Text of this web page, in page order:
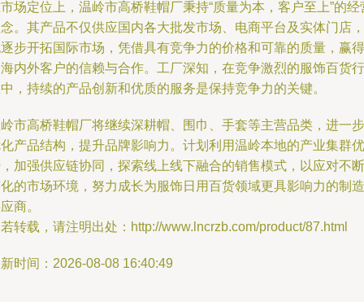
场定位上，温岭市高桥鞋帽厂秉持“质量为本，客户至上”的经
。其产品不仅供应国内各大批发市场、电商平台及实体门店，
步开拓国际市场，凭借具有竞争力的价格和可靠的质量，赢得
内外客户的信赖与合作。工厂深知，在竞争激烈的服饰百货行
，持续的产品创新和优质的服务是保持竞争力的关键。
市高桥鞋帽厂将继续深耕帽、围巾、手套等主营品类，进一步
产品结构，提升品牌影响力。计划利用温岭本地的产业集群优
加强供应链协同，探索线上线下融合的销售模式，以应对不断
的市场环境，努力成长为服饰日用百货领域更具影响力的制造
商。
转载，请注明出处：http://www.lncrzb.com/product/87.html
时间：2026-08-08 16:40:49